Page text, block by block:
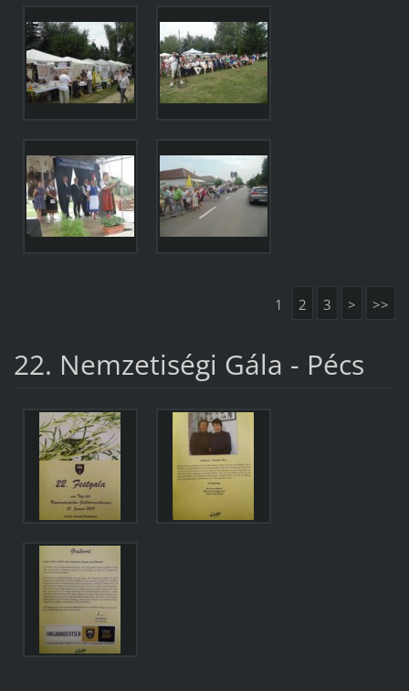
1 2 3 > >>
22. Nemzetiségi Gála - Pécs